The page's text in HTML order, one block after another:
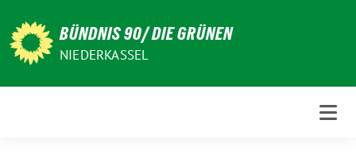
zum
Inhalt
BÜNDNIS 90/ DIE GRÜNEN
NIEDERKASSEL